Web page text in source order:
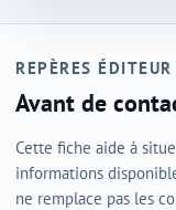
REPÈRES ÉDITEUR
Avant de
Cette fiche aide à
informations
ne remplace pas les